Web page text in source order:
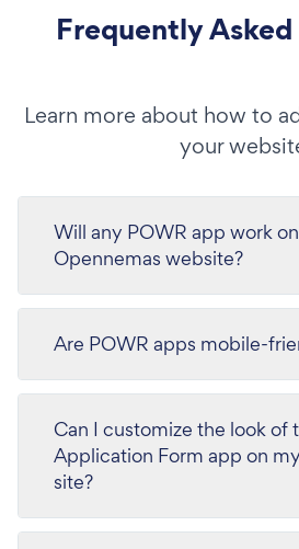
Frequently
Learn more about how to
your
Will any POWR app work
Opennemas website?
Are POWR apps mobile-
Can I customize the look of
Application Form app on
site?